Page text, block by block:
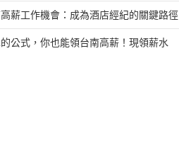
薪工作機會：成為酒店經紀的關鍵路徑
公式，你也能領台南高薪！現領薪水